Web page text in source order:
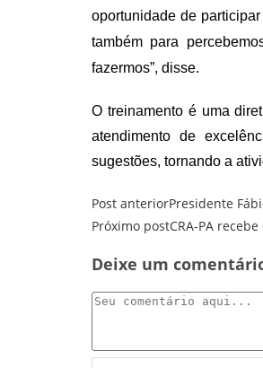
oportunidade de
também para
fazermos”, disse.
O treinamento é uma
atendimento de
sugestões, tornando a
Leia
mais
artigos
Post anteriorPresidente
Próximo postCRA-PA
Deixe um
Comentário